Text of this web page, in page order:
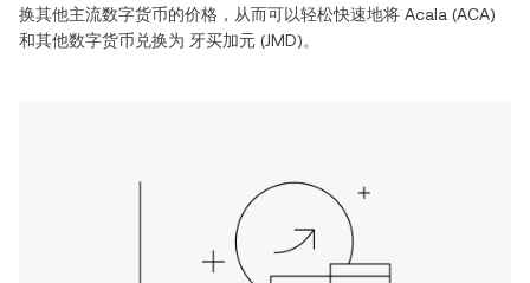
换其他主流数字货币的价格，从而可以轻松快速地将 Acala (ACA)
和其他数字货币兑换为 牙买加元 (JMD)。